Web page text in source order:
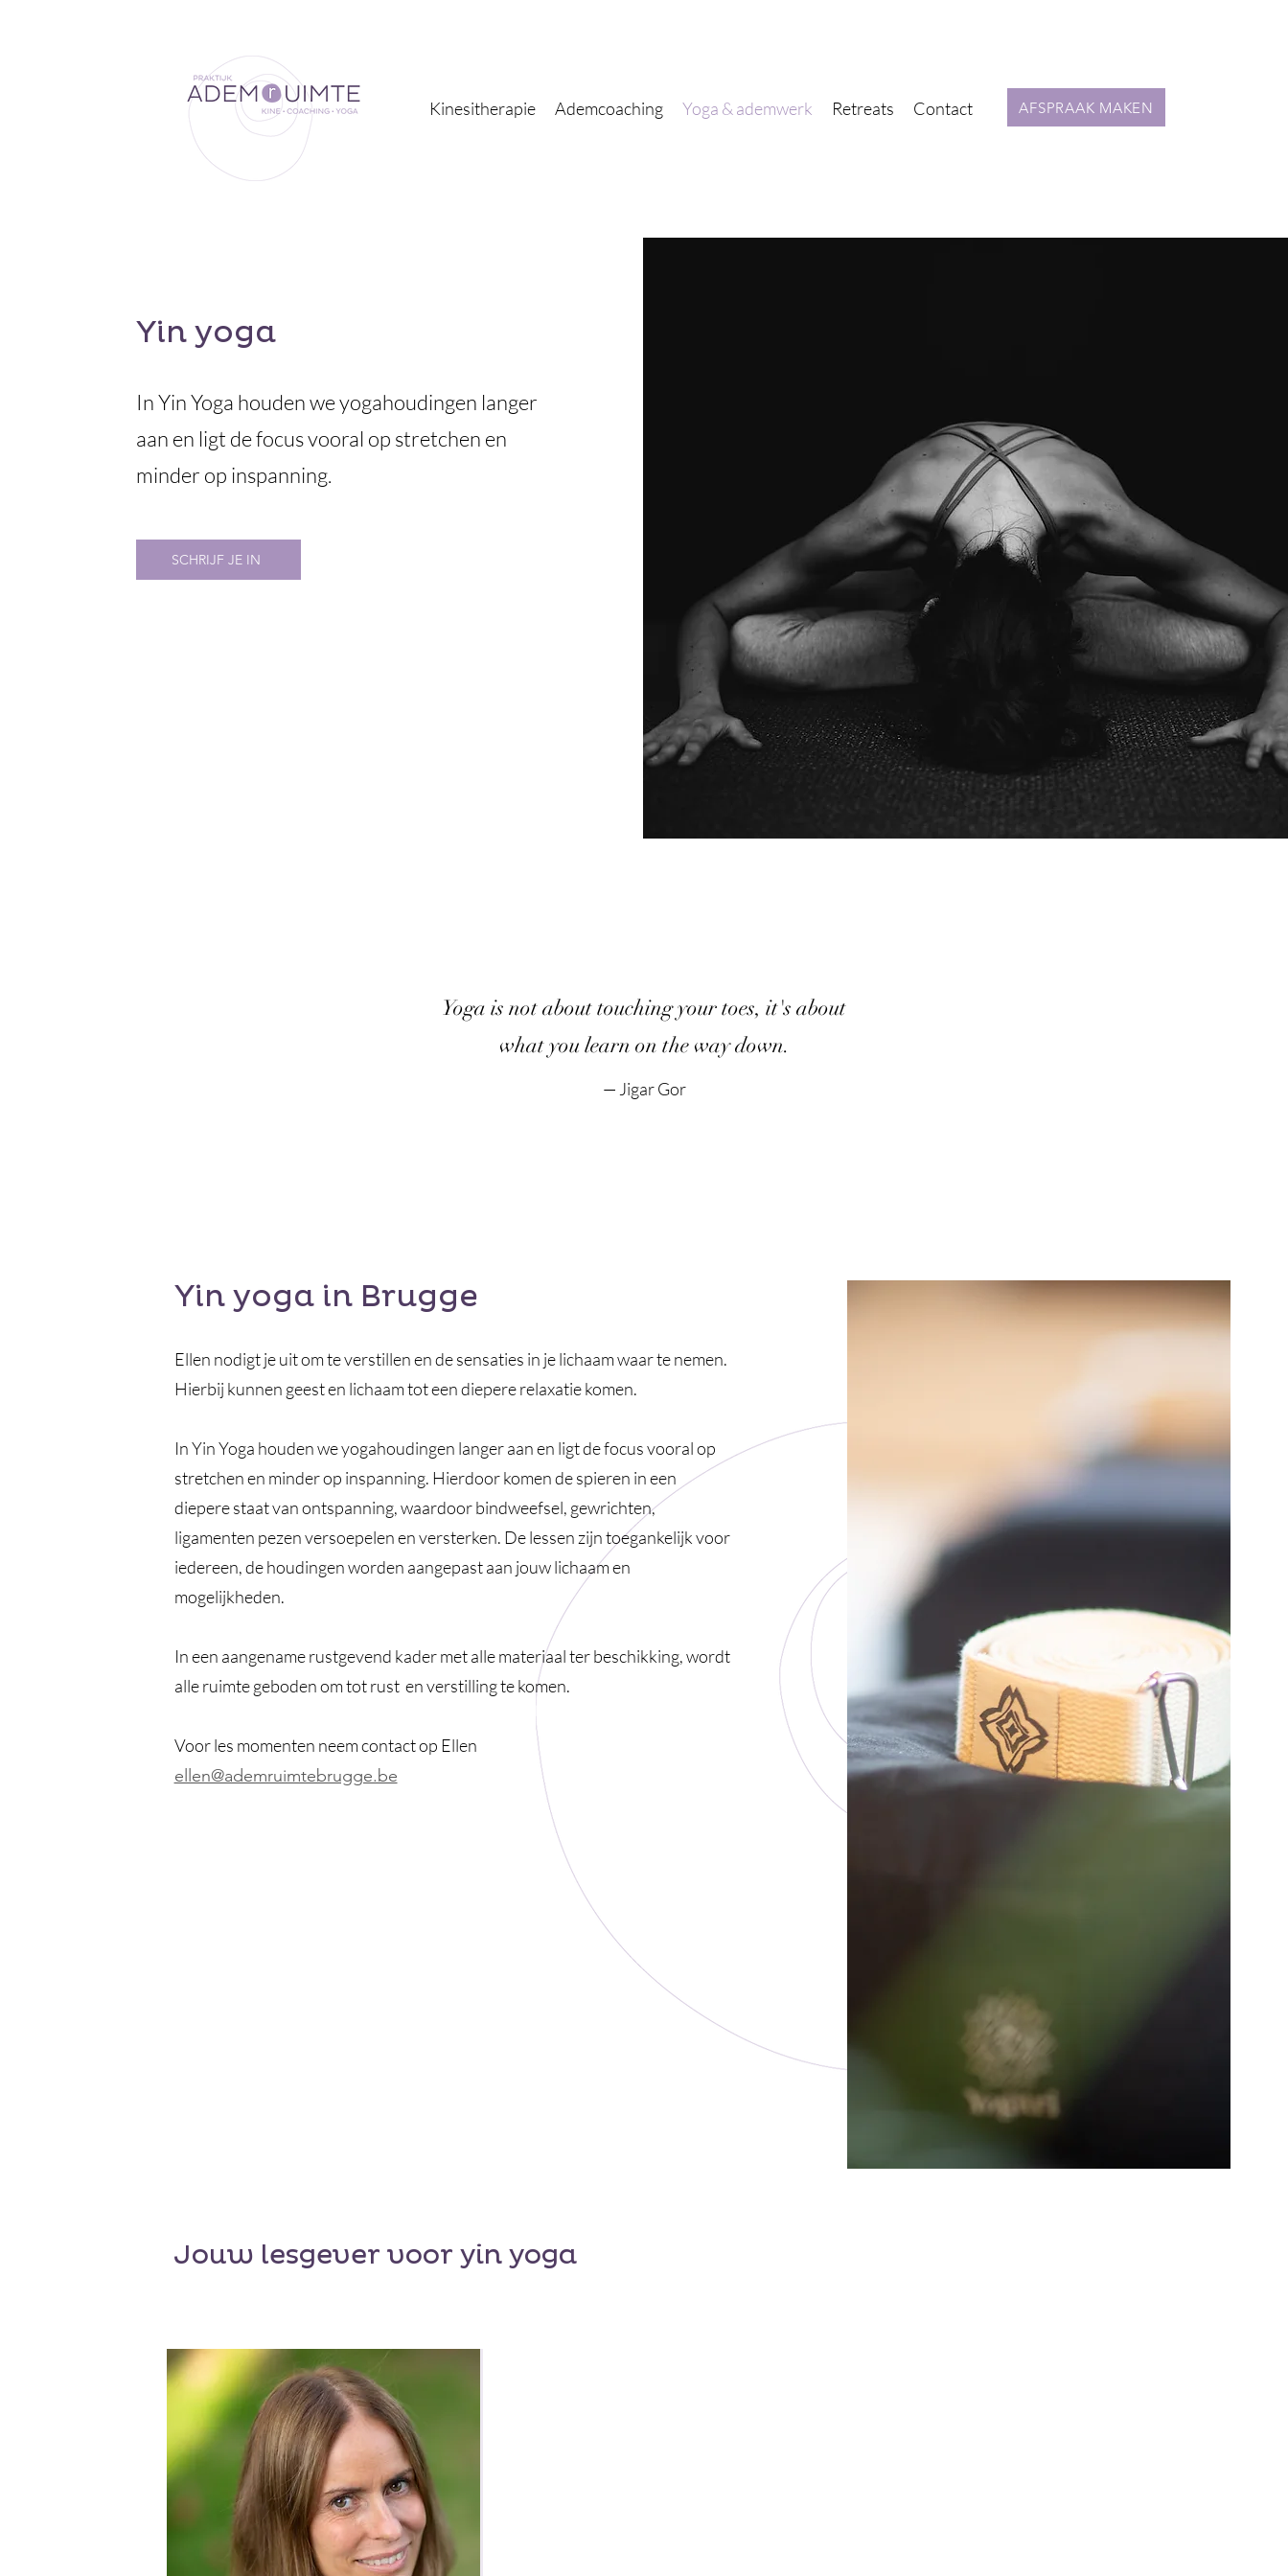
Kinesitherapie Ademcoaching Yoga & ademwerk Retreats Contact AFSPRAAK MAKEN
Yin yoga
In Yin Yoga houden we yogahoudingen langer
aan en ligt de focus vooral op stretchen en
minder op inspanning.
SCHRIJF JE IN
Yoga is not about touching your toes, it's about
what you learn on the way down.
— Jigar Gor
Yin yoga in Brugge
Ellen nodigt je uit om te verstillen en de sensaties in je lichaam waar te nemen.
Hierbij kunnen geest en lichaam tot een diepere relaxatie komen.
In Yin Yoga houden we yogahoudingen langer aan en ligt de focus vooral op
stretchen en minder op inspanning. Hierdoor komen de spieren in een
diepere staat van ontspanning, waardoor bindweefsel, gewrichten,
ligamenten pezen versoepelen en versterken. De lessen zijn toegankelijk voor
iedereen, de houdingen worden aangepast aan jouw lichaam en
mogelijkheden.
In een aangename rustgevend kader met alle materiaal ter beschikking, wordt
alle ruimte geboden om tot rust en verstilling te komen.
Voor les momenten neem contact op Ellen
ellen@ademruimtebrugge.be
Jouw lesgever voor yin yoga